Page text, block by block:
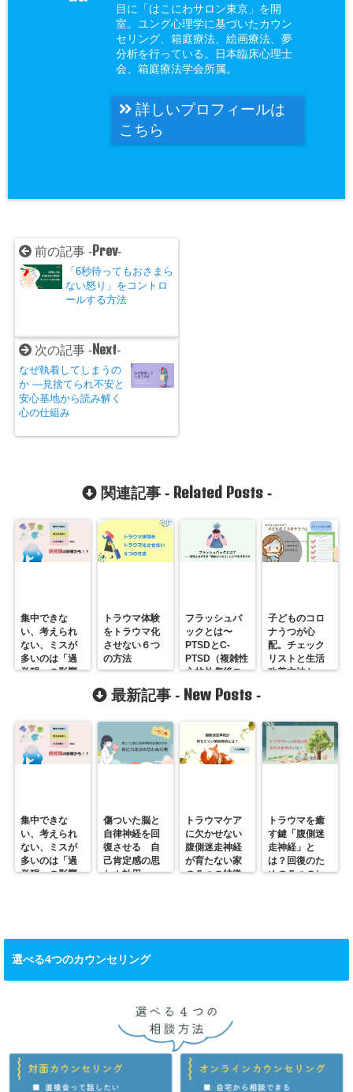
目に「はこにわサロン東京」を開
室。ユング心理学に基づいたカウン
セリング、箱庭療法、絵画療法、夢
分析を行っている。日本臨床心理士
会、箱庭療法学会所属。
詳しいプロフィールは
こちら
前の記事 -Prev-
「6秒待ってもおさまら
ない怒り」をコントロ
ールする方法
次の記事 -Next-
なぜ執着してしまうの
か ―見捨てられ不安と
安心基地から読み解く
心の仕組み
関連記事 - Related Posts-
集中できな
い、考えられ
ない、ミスが
多いのは「過
覚醒」の影響
トラウマ体験
をトラウマ化
させない６つ
の方法
フラッシュバ
ックとは〜
PTSDとC-
PTSD（複雑性
心的外傷後ス
子どものコロ
ナうつが心
配。チェック
リストと生活
改善方法と
最新記事 - New Posts -
集中できな
い、考えられ
ない、ミスが
多いのは「過
覚醒」の影響
傷ついた脳と
自律神経を回
復させる 自
己肯定感の思
わぬ効用
トラウマケア
に欠かせない
腹側迷走神経
が育たない家
の５つの特徴
トラウマを癒
す鍵「腹側迷
走神経」と
は？回復のた
めの５つのヒ
選べる4つのカウンセリング